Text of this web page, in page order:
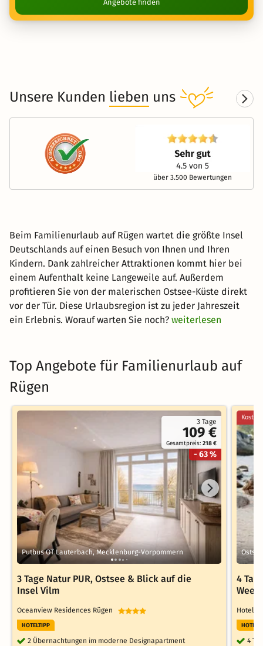
Angebote finden
Unsere Kunden lieben uns
über 3.500 Bewertungen
Beim Familienurlaub auf Rügen wartet die größte Insel
Deutschlands auf einen Besuch von Ihnen und Ihren
Kindern. Dank zahlreicher Attraktionen kommt hier bei
einem Aufenthalt keine Langeweile auf. Außerdem
profitieren Sie von der malerischen Ostsee-Küste direkt
vor der Tür. Diese Urlaubsregion ist zu jeder Jahreszeit
ein Erlebnis. Worauf warten Sie noch? weiterlesen
Top Angebote für Familienurlaub auf
Rügen
3 Tage
109 €
Gesamtpreis:218 €
- 63 %
Putbus OT Lauterbach, Mecklenburg-Vorpommern
3 Tage Natur PUR, Ostsee & Blick auf die
Insel Vilm
Oceanview Residences Rügen
HOTELTIPP
2 Übernachtungen im moderne Designapartment
4
Week
Hotel
4